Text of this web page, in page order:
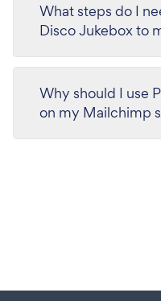
What steps do I
Disco Jukebox to
Why should I use
on my Mailchimp